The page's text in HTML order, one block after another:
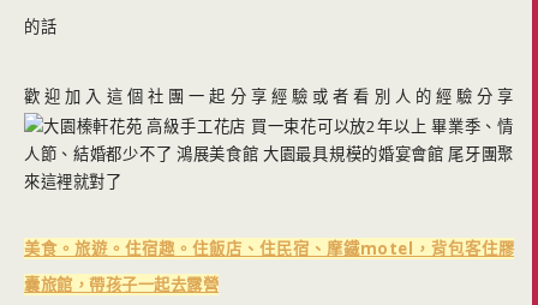
的話
歡迎加入這個社團一起分享經驗或者看別人的經驗分享
美食。旅遊。住宿趣。住飯店、住民宿、摩鐵motel，背包客住膠
囊旅館，帶孩子一起去露營